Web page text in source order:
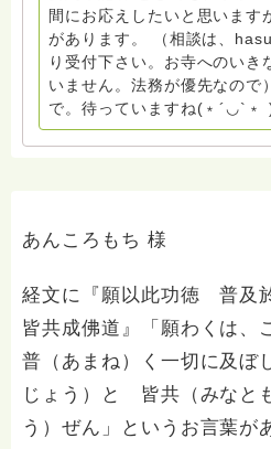
レクリエーションインストラ
間 保育 教育の現場で 総主任
つつ、お話できることがあれば 幸いで
たとともに。南無阿弥陀仏 ここでは、宗旨を問いませ
ん。 まずは、ひとりで抱え込
わせは⬇️こちらから
いて、あなたに向き合ってい
り受け付けています。お寺へ
ください。 法務を優先させて
間にお応えしたいと思います
があります。 （相談は、
り受付下さい。お寺へのいき
いません。法務が優先なの
で。待っていますね(﹡´◡`﹡
あんころもち 様
経文に『願以此功徳 普
皆共成佛道』「願わくは
普（あまね）く一切に及
じょう）と 皆共（みなと
う）ぜん」というお言葉が